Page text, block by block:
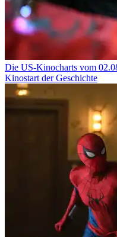
Die US-Kinocharts vom
Kinostart der Geschichte